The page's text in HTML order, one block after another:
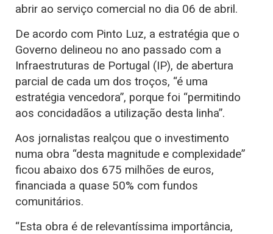
abrir ao serviço comercial no dia 06 de abril.
De acordo com Pinto Luz, a estratégia que o
Governo delineou no ano passado com a
Infraestruturas de Portugal (IP), de abertura
parcial de cada um dos troços, “é uma
estratégia vencedora”, porque foi “permitindo
aos concidadãos a utilização desta linha”.
Aos jornalistas realçou que o investimento
numa obra “desta magnitude e complexidade”
ficou abaixo dos 675 milhões de euros,
financiada a quase 50% com fundos
comunitários.
“Esta obra é de relevantíssima importância,